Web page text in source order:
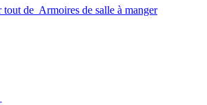
tout de Armoires de salle à manger